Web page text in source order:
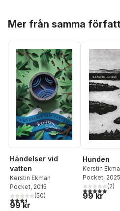
Mer från samma
Händelser vid
vatten
Kerstin Ekman
Pocket, 2015
3,5utav 5 stjärnor. Totalt antal röster:
(50)
99 kr
Hunden
Kerstin
Pocket, 2025
5,0utav 5(2)
99 kr